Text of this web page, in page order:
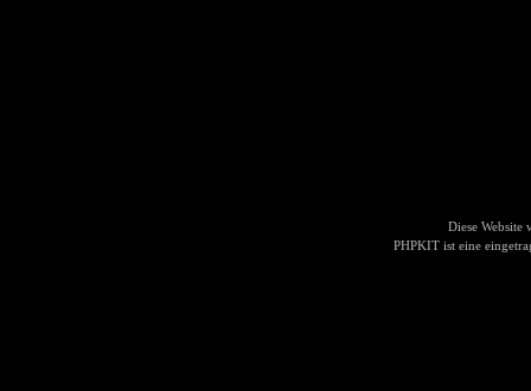
Diese Website
PHPKIT ist eine